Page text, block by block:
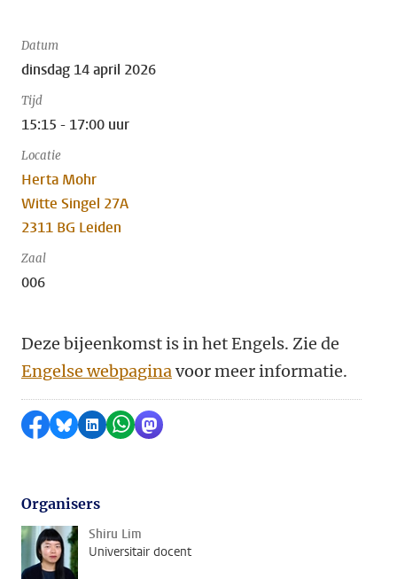
Datum
dinsdag 14 april 2026
Tijd
15:15 - 17:00 uur
Locatie
Herta Mohr
Witte Singel 27A
2311 BG Leiden
Zaal
006
Deze bijeenkomst is in het Engels. Zie de
Engelse webpaginavoor meer informatie.
Delen op Facebook
Delen via Bluesky
Delen op LinkedIn
Delen via WhatsApp
Delen via Mastodon
Organisers
Shiru Lim
Universitair docent